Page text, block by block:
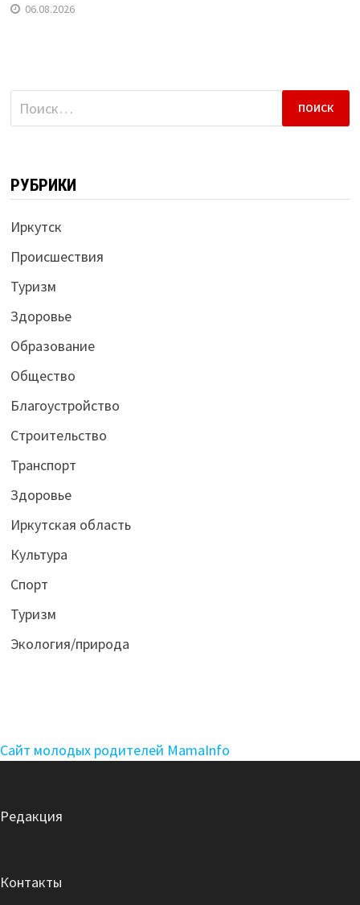
06.08.2026
Найти:
РУБРИКИ
Иркутск
Происшествия
Туризм
Здоровье
Образование
Общество
Благоустройство
Строительство
Транспорт
Здоровье
Иркутская область
Культура
Спорт
Туризм
Экология/природа
Сайт молодых родителей MamaInfo
Редакция
Контакты